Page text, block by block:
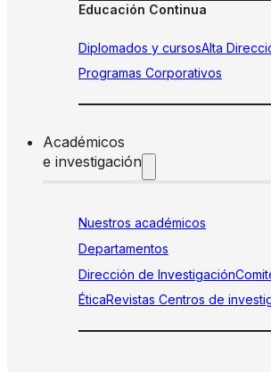
Educación Continua
Diplomados y cursosAlta
Programas Corporativos
Académicos
e investigación
Nuestros académicos
Departamentos
Dirección de Investigación
ÉticaRevistas Centros de